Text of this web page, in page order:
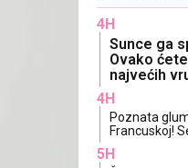
4H
Sunce ga
Ovako
najvećih
4H
Poznata
Francuskoj!
5H